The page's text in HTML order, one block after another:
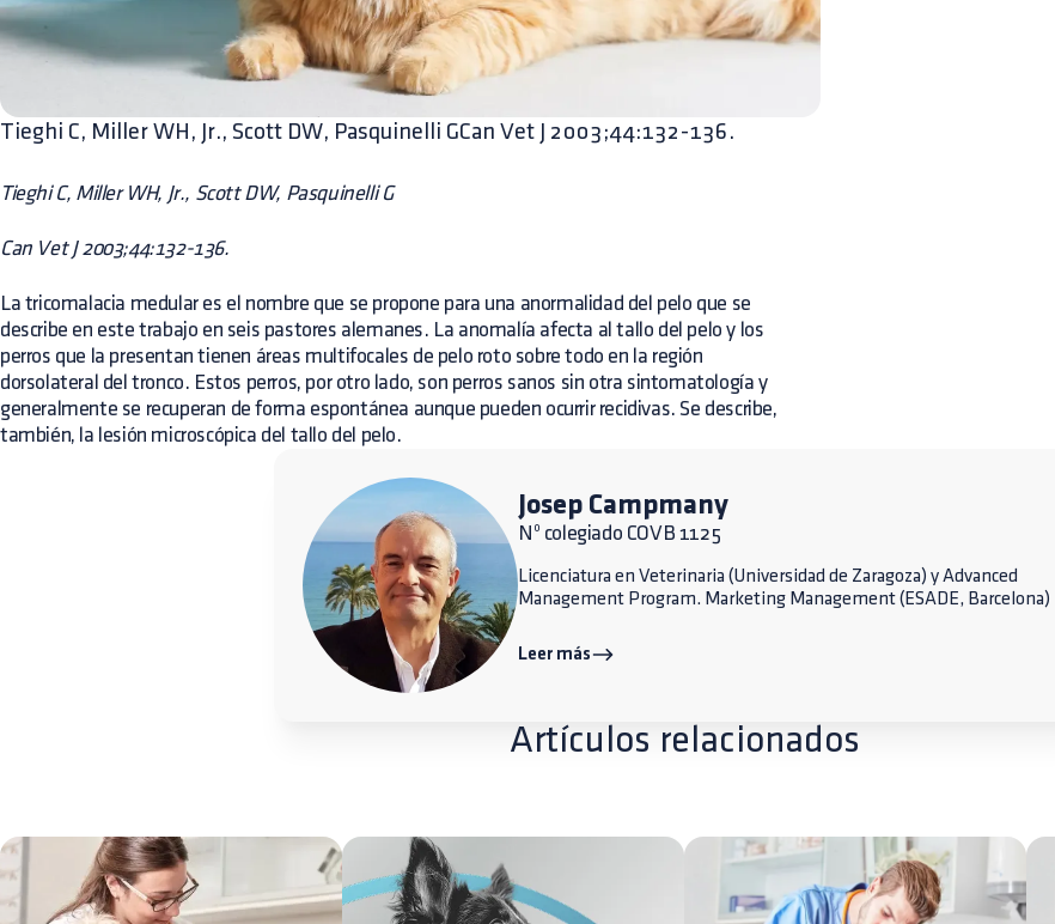
Tieghi C, Miller WH, Jr., Scott DW, Pasquinelli GCan Vet J 2003;44:132-136.
Tieghi C, Miller WH, Jr., Scott DW, Pasquinelli G
Can Vet J 2003;44:132-136.
La tricomalacia medular es el nombre que se propone para una anormalidad del pelo que se
describe en este trabajo en seis pastores alemanes. La anomalía afecta al tallo del pelo y los
perros que la presentan tienen áreas multifocales de pelo roto sobre todo en la región
dorsolateral del tronco. Estos perros, por otro lado, son perros sanos sin otra sintomatología y
generalmente se recuperan de forma espontánea aunque pueden ocurrir recidivas. Se describe,
también, la lesión microscópica del tallo del pelo.
Josep Campmany
Nº colegiado COVB 1125
Licenciatura en Veterinaria (Universidad de Zaragoza) y Advanced
Management Program. Marketing Management (ESADE, Barcelona)
Leer más
Artículos relacionados